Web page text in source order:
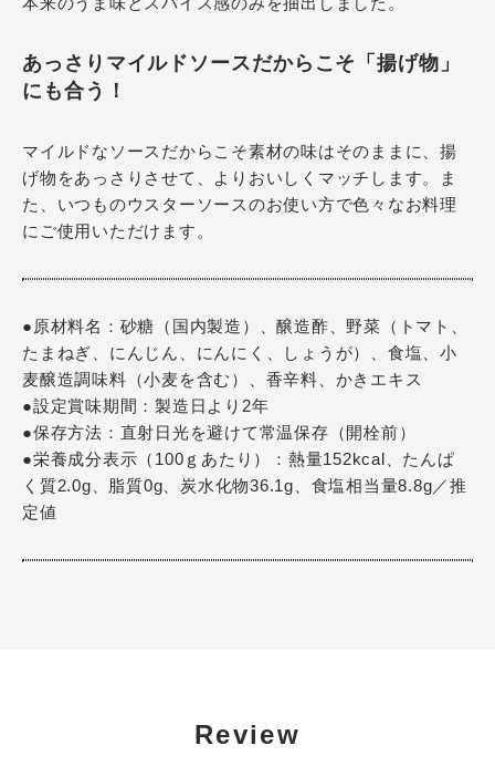
あっさりマイルドソースだからこそ「揚げ物」
にも合う！
マイルドなソースだからこそ素材の味はそのままに、揚
げ物をあっさりさせて、よりおいしくマッチします。ま
た、いつものウスターソースのお使い方で色々なお料理
にご使用いただけます。
●原材料名：砂糖（国内製造）、醸造酢、野菜（トマト、
たまねぎ、にんじん、にんにく、しょうが）、食塩、小
麦醸造調味料（小麦を含む）、香辛料、かきエキス
●設定賞味期間：製造日より2年
●保存方法：直射日光を避けて常温保存（開栓前）
●栄養成分表示（100ｇあたり）：熱量152kcal、たんぱ
く質2.0g、脂質0g、炭水化物36.1g、食塩相当量8.8g／推
定値
Review